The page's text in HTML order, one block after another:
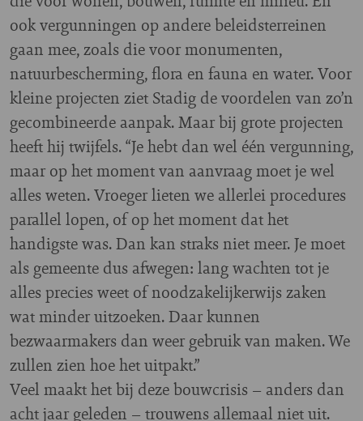
ook vergunningen op andere beleidsterreinen
gaan mee, zoals die voor monumenten,
natuurbescherming, flora en fauna en water. Voor
kleine projecten ziet Stadig de voordelen van zo’n
gecombineerde aanpak. Maar bij grote projecten
heeft hij twijfels. “Je hebt dan wel één vergunning,
maar op het moment van aanvraag moet je wel
alles weten. Vroeger lieten we allerlei procedures
parallel lopen, of op het moment dat het
handigste was. Dan kan straks niet meer. Je moet
als gemeente dus afwegen: lang wachten tot je
alles precies weet of noodzakelijkerwijs zaken
wat minder uitzoeken. Daar kunnen
bezwaarmakers dan weer gebruik van maken. We
zullen zien hoe het uitpakt.”
Veel maakt het bij deze bouwcrisis – anders dan
acht jaar geleden – trouwens allemaal niet uit.